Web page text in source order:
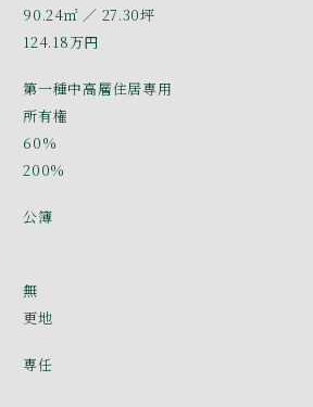
90.24㎡ ／ 27.30坪
124.18万円
第一種中高層住居専用
所有権
60%
200%
公簿
無
更地
専任